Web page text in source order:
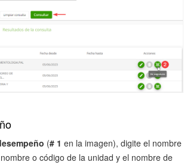
(# 1 en la imagen), digite el nombre
o código de la unidad y el nombre de